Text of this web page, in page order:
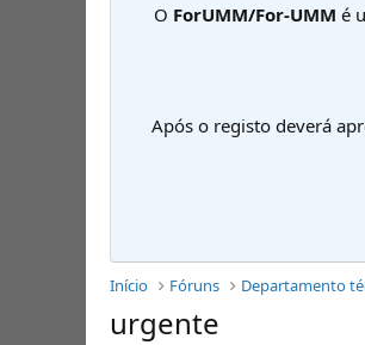
O ForUMM/For-UMM é
Após o registo deverá
Início Fóruns Departamento
urgente